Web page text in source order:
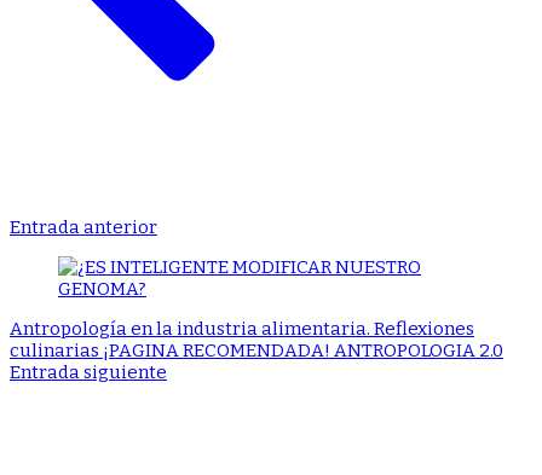
Entrada anterior
Antropología en la industria alimentaria. Reflexiones
culinarias ¡PAGINA RECOMENDADA! ANTROPOLOGIA 2.0
Entrada siguiente